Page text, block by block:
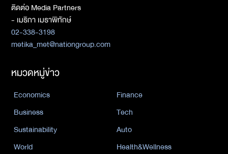
ติดต่อ Media Partners
- เมธิกา เมธาพิทักษ์
02-338-3198
metika_met@nationgroup.com
หมวดหมู่ข่าว
Economics
Finance
Business
Tech
Sustainability
Auto
World
Health&Wellness